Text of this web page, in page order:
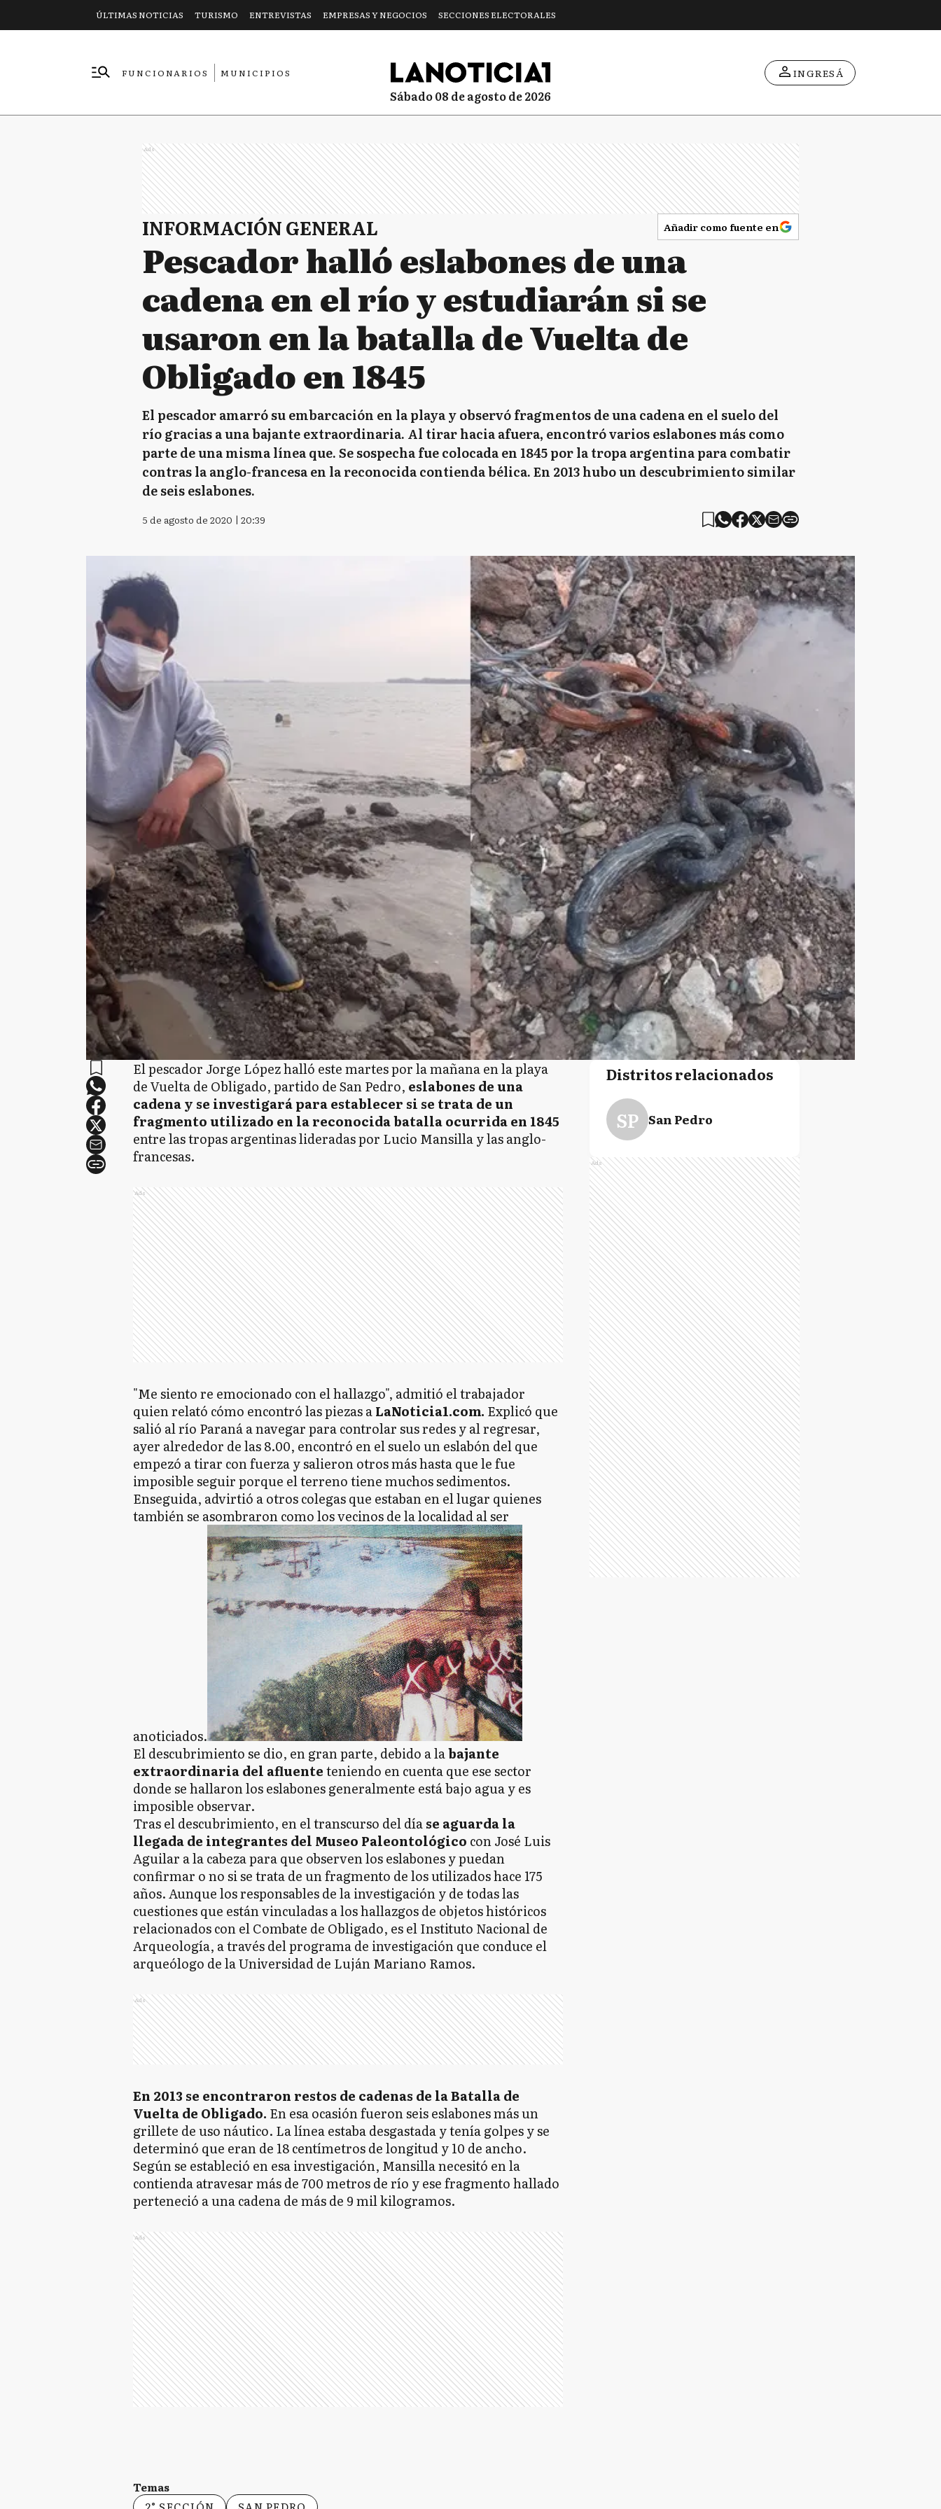
ÚLTIMAS NOTICIAS TURISMO ENTREVISTAS EMPRESAS Y NEGOCIOS SECCIONES ELECTORALES
FUNCIONARIOS
MUNICIPIOS
sábado 08 de agosto de 2026
INGRESÁ
Ads
INFORMACIÓN GENERAL Añadir como fuente en
Pescador halló eslabones de una
cadena en el río y estudiarán si se
usaron en la batalla de Vuelta de
Obligado en 1845
El pescador amarró su embarcación en la playa y observó fragmentos de una cadena en el suelo del
río gracias a una bajante extraordinaria. Al tirar hacia afuera, encontró varios eslabones más como
parte de una misma línea que. Se sospecha fue colocada en 1845 por la tropa argentina para combatir
contras la anglo-francesa en la reconocida contienda bélica. En 2013 hubo un descubrimiento similar
de seis eslabones.
5 de agosto de 2020 | 20:39
El pescador Jorge López halló este martes por la mañana en la playa
de Vuelta de Obligado, partido de San Pedro, eslabones de una
cadena y se investigará para establecer si se trata de un
fragmento utilizado en la reconocida batalla ocurrida en 1845
entre las tropas argentinas lideradas por Lucio Mansilla y las anglo-
francesas.
Ads
"Me siento re emocionado con el hallazgo", admitió el trabajador
quien relató cómo encontró las piezas aLaNoticia1.com. Explicó que
salió al río Paraná a navegar para controlar sus redes y al regresar,
ayer alrededor de las 8.00, encontró en el suelo un eslabón del que
empezó a tirar con fuerza y salieron otros más hasta que le fue
imposible seguir porque el terreno tiene muchos sedimentos.
Enseguida, advirtió a otros colegas que estaban en el lugar quienes
también se asombraron como los vecinos de la localidad al ser
anoticiados.
El descubrimiento se dio, en gran parte, debido a labajante
extraordinaria del afluenteteniendo en cuenta que ese sector
donde se hallaron los eslabones generalmente está bajo agua y es
imposible observar.
Tras el descubrimiento, en el transcurso del díase aguarda la
llegada de integrantes del Museo Paleontológico con José Luis
Aguilar a la cabeza para que observen los eslabones y puedan
confirmar o no si se trata de un fragmento de los utilizados hace 175
años. Aunque los responsables de la investigación y de todas las
cuestiones que están vinculadas a los hallazgos de objetos históricos
relacionados con el Combate de Obligado, es el Instituto Nacional de
Arqueología, a través del programa de investigación que conduce el
arqueólogo de la Universidad de Luján Mariano Ramos.
Ads
En 2013 se encontraron restos de cadenas de la Batalla de
Vuelta de Obligado. En esa ocasión fueron seis eslabones más un
grillete de uso náutico. La línea estaba desgastada y tenía golpes y se
determinó que eran de 18 centímetros de longitud y 10 de ancho.
Según se estableció en esa investigación, Mansilla necesitó en la
contienda atravesar más de 700 metros de río y ese fragmento hallado
perteneció a una cadena de más de 9 mil kilogramos.
Ads
Temas
Distritos relacionados
SP San Pedro
Ads